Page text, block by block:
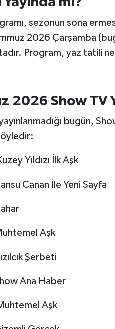
sezonun sona
2026 Çarşamba
Program, yaz tatili
2026 Show TV
bugün,
Yıldızı İlk Aşk
Canan İle Yeni Sayfa
Aşk
Şerbeti
Ana Haber
Aşk